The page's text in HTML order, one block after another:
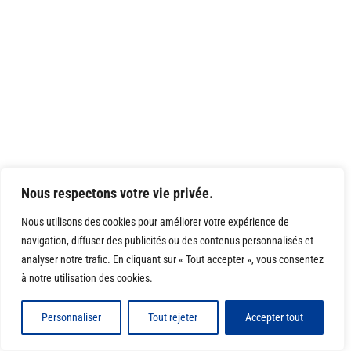
Nous respectons votre vie privée.
Nous utilisons des cookies pour améliorer votre expérience de
navigation, diffuser des publicités ou des contenus personnalisés et
analyser notre trafic. En cliquant sur « Tout accepter », vous consentez
à notre utilisation des cookies.
Personnaliser Tout rejeter Accepter tout